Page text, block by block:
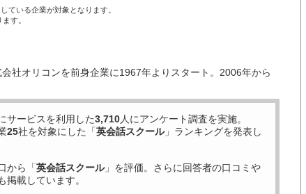
ている企業が対象となります。
す。
社オリコンを前身企業に1967年よりスタート。2006年から
サービスを利用した3,710人にアンケート調査を実施。
25社を対象にした「英会話スクール」ランキングを発表し
から「英会話スクール」を評価。さらに回答者の口コミや
載しています。